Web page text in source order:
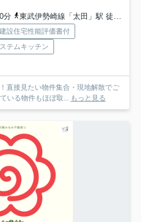
分
東武伊勢崎線「太田」駅 徒歩32分
建設住宅性能評価書付
テムキッチン
直接見たい物件集合・現地解散でご
いる物件もほぼ取... もっと見る